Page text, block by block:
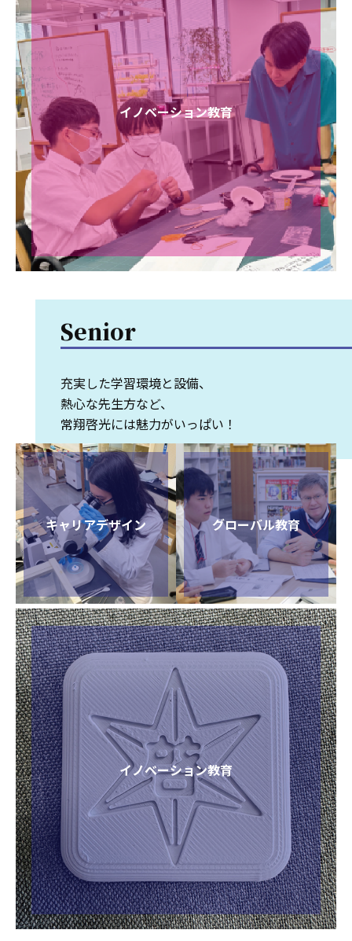
イノベーション教育
Senior
充実した学習環境と設備、
熱心な先生方など、
常翔啓光には魅力がいっぱい！
キャリアデザイン グローバル教育
イノベーション教育